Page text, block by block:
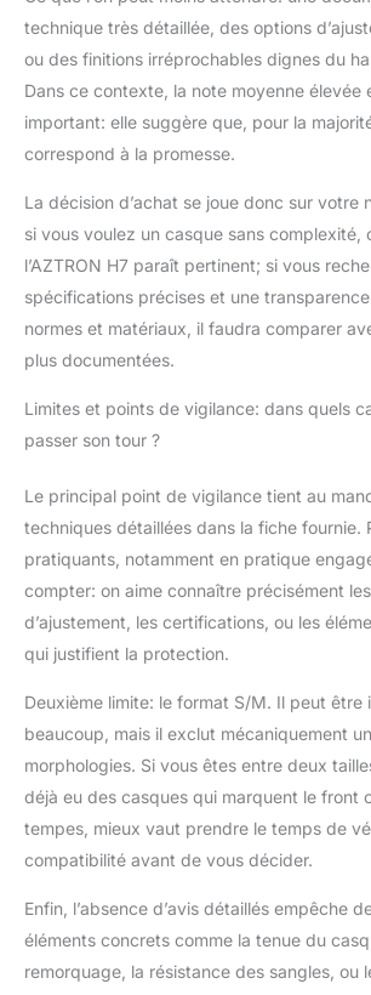
technique très détaillée, des options
ou des finitions irréprochables dignes du
Dans ce contexte, la note moyenne élevée
important: elle suggère que, pour la
correspond à la promesse.
La décision d’achat se joue donc sur votre
si vous voulez un casque sans complexité,
l’AZTRON H7 paraît pertinent; si vous
spécifications précises et une
normes et matériaux, il faudra comparer
plus documentées.
Limites et points de vigilance: dans quels
passer son tour ?
Le principal point de vigilance tient au
techniques détaillées dans la fiche fournie.
pratiquants, notamment en pratique
compter: on aime connaître précisément
d’ajustement, les certifications, ou les
qui justifient la protection.
Deuxième limite: le format S/M. Il peut être
beaucoup, mais il exclut mécaniquement
morphologies. Si vous êtes entre deux
déjà eu des casques qui marquent le front
tempes, mieux vaut prendre le temps de
compatibilité avant de vous décider.
Enfin, l’absence d’avis détaillés empêche
éléments concrets comme la tenue du
remorquage, la résistance des sangles, ou